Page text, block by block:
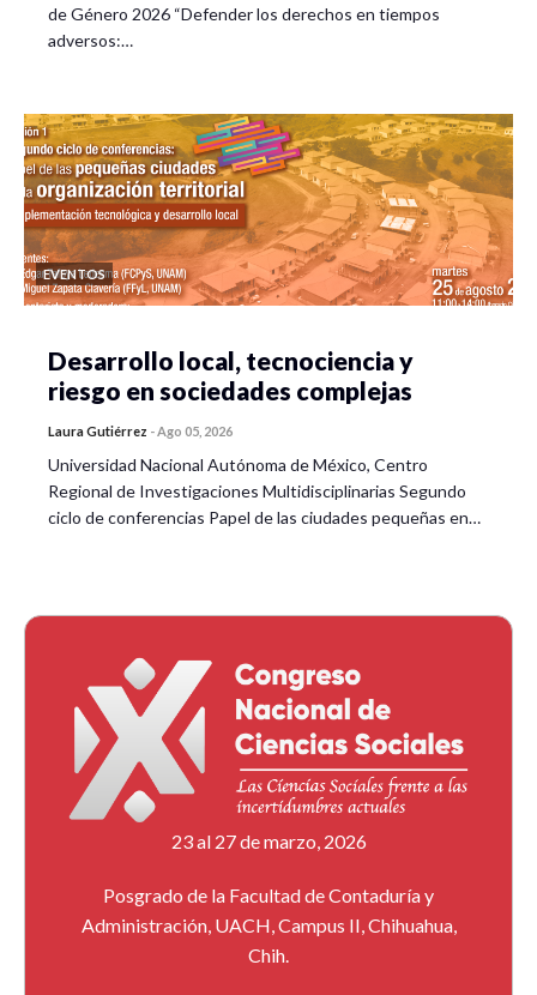
de Género 2026 “Defender los derechos en tiempos
adversos:…
EVENTOS
Desarrollo local, tecnociencia y
riesgo en sociedades complejas
Laura Gutiérrez -Ago 05, 2026
Universidad Nacional Autónoma de México, Centro
Regional de Investigaciones Multidisciplinarias Segundo
ciclo de conferencias Papel de las ciudades pequeñas en…
23 al 27 de marzo, 2026
Posgrado de la Facultad de Contaduría y
Administración, UACH, Campus II, Chihuahua,
Chih.